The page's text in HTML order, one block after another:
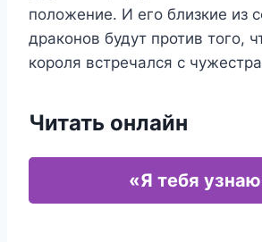
положение. И его близкие из
драконов будут против того,
короля встречался с
Читать онлайн
«Я тебя